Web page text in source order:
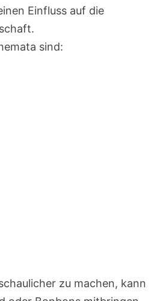
Einfluss auf die
sind:
zu machen, kann